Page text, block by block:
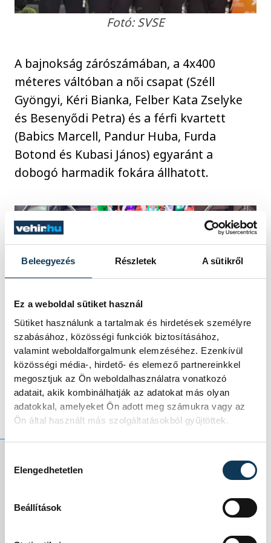
Beleegyezés Részletek A sütikről
Ez a weboldal sütiket használ
Sütiket használunk a tartalmak és hirdetések személyre
szabásához, közösségi funkciók biztosításához,
valamint weboldalforgalmunk elemzéséhez. Ezenkívül
közösségi média-, hirdető- és elemező partnereinkkel
megosztjuk az Ön weboldalhasználatra vonatkozó
adatait, akik kombinálhatják az adatokat más olyan
adatokkal, amelyeket Ön adott meg számukra vagy az
Ön által használt más szolgáltatásokból gyűjtöttek.
Elengedhetetlen
Beállítások
Fotó: SVSE
A bajnokság zárószámában, a 4x400
méteres váltóban a női csapat (Széll
Gyöngyi, Kéri Bianka, Felber Kata Zselyke
és Besenyődi Petra) és a férfi kvartett
(Babics Marcell, Pandur Huba, Furda
Botond és Kubasi János) egyaránt a
dobogó harmadik fokára állhatott.
Fotó: SVSE
Sportolj Velünk SE